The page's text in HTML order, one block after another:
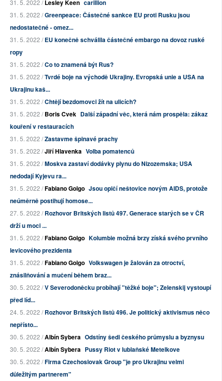
31. 5. 2022 /Lesley Keen carillion
31. 5. 2022 /Greenpeace: Částečné sankce EU proti Rusku jsou
nedostatečné - omez...
31. 5. 2022 /EU konečně schválila částečné embargo na dovoz ruské
ropy
31. 5. 2022 /Co to znamená být Rus?
31. 5. 2022 /Tvrdé boje na východě Ukrajiny. Evropská unie a USA na
Ukrajinu kaš...
31. 5. 2022 /Chtějí bezdomovci žít na ulicích?
31. 5. 2022 /Boris Cvek Další západní věc, která nám prospěla: zákaz
kouření v restauracích
31. 5. 2022 /Zastavme špinavé prachy
31. 5. 2022 /Jiří Hlavenka Volba pomatenců
31. 5. 2022 /Moskva zastaví dodávky plynu do Nizozemska; USA
nedodají Kyjevu ra...
31. 5. 2022 /Fabiano Golgo Jsou opičí neštovice novým AIDS, protože
neúměrně postihují homose...
27. 5. 2022 /Rozhovor Britských listů 497. Generace starých se v ČR
drží u moci ...
31. 5. 2022 /Fabiano Golgo Kolumbie možná brzy získá svého prvního
levicového prezidenta
31. 5. 2022 /Fabiano Golgo Volkswagen je žalován za otroctví,
znásilňování a mučení během braz...
30. 5. 2022 /V Severodoněcku probíhají "těžké boje"; Zelenskij vystoupí
před líd...
24. 5. 2022 /Rozhovor Britských listů 496. Je politický aktivismus něco
nepřísto...
30. 5. 2022 /Albín Sybera Odstíny šedi českého průmyslu a byznysu
30. 5. 2022 /Albín Sybera Pussy Riot v lublaňské Metelkove
30. 5. 2022 /Firma Czechoslovak Group "je pro Ukrajinu velmi
důležitým partnerem"